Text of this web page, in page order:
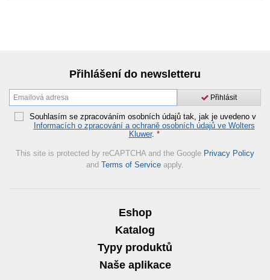
Přihlášení do newsletteru
Přihlásit
Souhlasím se zpracováním osobních údajů tak, jak je uvedeno v
Informacích o zpracování a ochraně osobních údajů ve Wolters
Kluwer. *
This site is protected by reCAPTCHA and the Google Privacy Policy
and Terms of Service apply.
Eshop
Katalog
Typy produktů
Naše aplikace